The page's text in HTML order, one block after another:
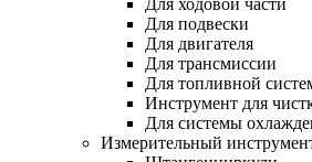
Для ходовой части
Для подвески
Для двигателя
Для трансмиссии
Для топливной
Инструмент для
Для системы
Измерительный